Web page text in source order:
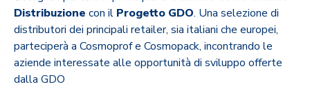
Distribuzione con il Progetto GDO. Una selezione di
distributori dei principali retailer, sia italiani che europei,
parteciperà a Cosmoprof e Cosmopack, incontrando le
aziende interessate alle opportunità di sviluppo offerte
dalla GDO